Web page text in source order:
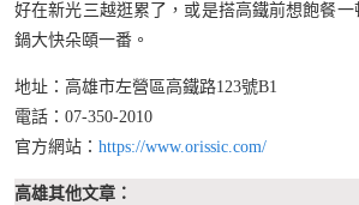
好在新光三越逛累了，或是搭高鐵前想飽餐
鍋大快朵頤一番。
地址：高雄市左營區高鐵路123號B1
電話：07-350-2010
官方網站： https://www.orissic.com/
高雄其他文章：